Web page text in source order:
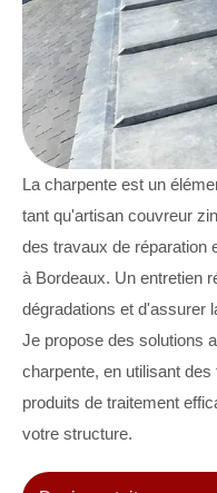
La charpente est un
tant qu'artisan couvreur
des travaux de réparation
à Bordeaux. Un entretien
dégradations et d'assurer
Je propose des solutions
charpente, en utilisant
produits de traitement
votre structure.